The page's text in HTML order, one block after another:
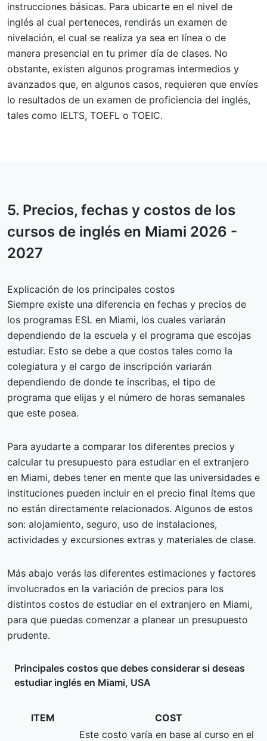
instrucciones básicas. Para ubicarte en el nivel de
inglés al cual perteneces, rendirás un examen de
nivelación, el cual se realiza ya sea en línea o de
manera presencial en tu primer día de clases. No
obstante, existen algunos programas intermedios y
avanzados que, en algunos casos, requieren que envíes
lo resultados de un examen de proficiencia del inglés,
tales como IELTS, TOEFL o TOEIC.
5. Precios, fechas y costos de los
cursos de inglés en Miami 2026 -
2027
Explicación de los principales costos
Siempre existe una diferencia en fechas y precios de
los programas ESL en Miami, los cuales variarán
dependiendo de la escuela y el programa que escojas
estudiar. Esto se debe a que costos tales como la
colegiatura y el cargo de inscripción variarán
dependiendo de donde te inscribas, el tipo de
programa que elijas y el número de horas semanales
que este posea.
Para ayudarte a comparar los diferentes precios y
calcular tu presupuesto para estudiar en el extranjero
en Miami, debes tener en mente que las universidades e
instituciones pueden incluir en el precio final ítems que
no están directamente relacionados. Algunos de estos
son: alojamiento, seguro, uso de instalaciones,
actividades y excursiones extras y materiales de clase.
Más abajo verás las diferentes estimaciones y factores
involucrados en la variación de precios para los
distintos costos de estudiar en el extranjero en Miami,
para que puedas comenzar a planear un presupuesto
prudente.
Principales costos que debes considerar si deseas
estudiar inglés en Miami, USA
ITEM COST
Este costo varía en base al curso en el